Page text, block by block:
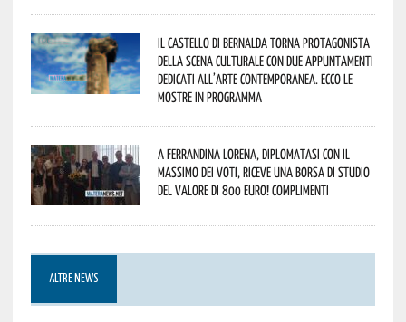
Il Castello di Bernalda torna protagonista
della scena culturale con due appuntamenti
dedicati all’arte contemporanea. Ecco le
mostre in programma
A Ferrandina Lorena, diplomatasi con il
massimo dei voti, riceve una borsa di studio
del valore di 800 euro! Complimenti
ALTRE NEWS